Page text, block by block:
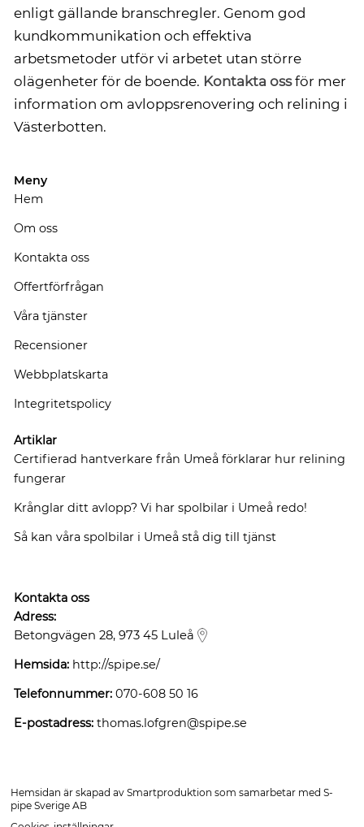
enligt gällande branschregler. Genom god
kundkommunikation och effektiva
arbetsmetoder utför vi arbetet utan större
olägenheter för de boende. Kontakta ossför mer
information om avloppsrenovering och relining i
Västerbotten.
Meny
Hem
Om oss
Kontakta oss
Offertförfrågan
Våra tjänster
Recensioner
Webbplatskarta
Integritetspolicy
Artiklar
Certifierad hantverkare från Umeå förklarar hur relining
fungerar
Krånglar ditt avlopp? Vi har spolbilar i Umeå redo!
Så kan våra spolbilar i Umeå stå dig till tjänst
Kontakta oss
Adress:
Betongvägen 28, 973 45 Luleå
Hemsida: http://spipe.se/
Telefonnummer: 070-608 50 16
E-postadress: thomas.lofgren@spipe.se
Hemsidan är skapad avSmartproduktion som samarbetar medS-
pipe Sverige AB